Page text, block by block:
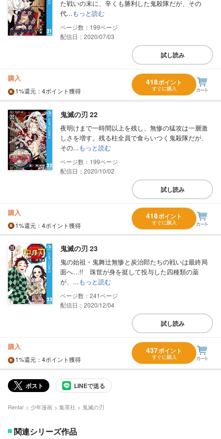
た戦いの末に、辛くも勝利した鬼殺隊だが、その
代...もっと読む
199
配信日：2020/07/03
試し読み
購入
1%還元 ：4ポイント獲得
418ポイント
すぐに購入
鬼滅の刃 22
夜明けまで一時間以上を残し、無惨の猛攻は一層激
しさを増す。残る柱全員で食らいつく鬼殺隊だが、
その...もっと読む
199
配信日：2020/10/02
試し読み
購入
1%還元 ：4ポイント獲得
418ポイント
すぐに購入
鬼滅の刃 23
鬼の始祖・鬼舞辻無惨と炭治郎たちの戦いは最終局
面へ…!! 珠世が身を挺して投与した四種類の薬
が、...もっと読む
241
配信日：2020/12/04
試し読み
購入
1%還元 ：4ポイント獲得
437ポイント
すぐに購入
ポスト LINEで送る
Renta! 少年漫画 集英社 鬼滅の刃
関連シリーズ作品